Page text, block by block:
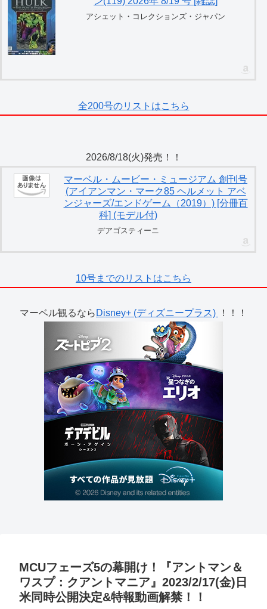
アシェット・コレクションズ・ジャパン
全200号のリストはこちら
2026/8/18(火)発売！！
マーベル・ムービー・ミュージアム 創刊号
(アイアンマン・マーク85 ヘルメット アベ
ンジャーズ/エンドゲーム（2019）) [分冊百
科] (モデル付)
デアゴスティーニ
10号までのリストはこちら
マーベル観るなら Disney+ (ディズニープラス) ！！！
MCUフェーズ5の幕開け！『アントマン＆
ワスプ：クアントマニア』2023/2/17(金)日
米同時公開決定&特報動画解禁！！